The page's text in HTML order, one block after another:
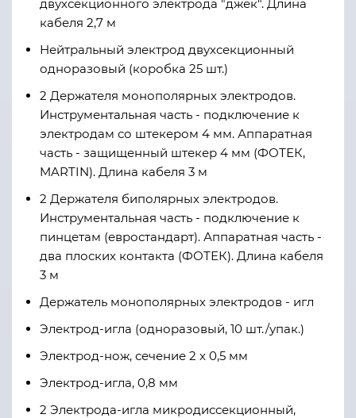
двухсекционного электрода "джек". Длина
кабеля 2,7 м
Нейтральный электрод двухсекционный
одноразовый (коробка 25 шт.)
2 Держателя монополярных электродов.
Инструментальная часть - подключение к
электродам со штекером 4 мм. Аппаратная
часть - защищенный штекер 4 мм (ФОТЕК,
MARTIN). Длина кабеля 3 м
2 Держателя биполярных электродов.
Инструментальная часть - подключение к
пинцетам (евростандарт). Аппаратная часть -
два плоских контакта (ФОТЕК). Длина кабеля
3 м
Держатель монополярных электродов - игл
Электрод-игла (одноразовый, 10 шт./упак.)
Электрод-нож, сечение 2 х 0,5 мм
Электрод-игла, 0,8 мм
2 Электрода-игла микродиссекционный,